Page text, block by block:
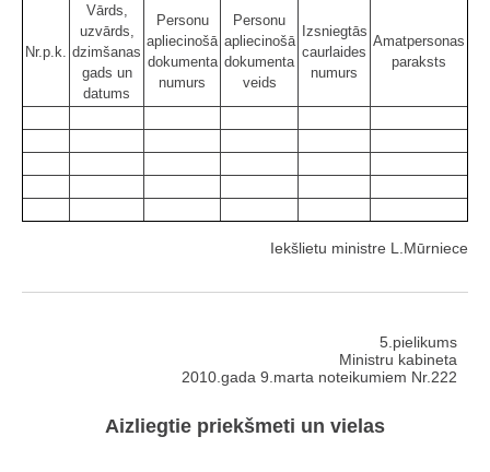
Nr.p.k.
Vārds,
uzvārds,
dzimšanas
gads un
datums
Personu
apliecinošā
dokumenta
numurs
Personu
apliecinošā
dokumenta
veids
Izsniegtās
caurlaides
numurs
Amatpersonas
paraksts
Iekšlietu ministre L.Mūrniece
5.pielikums
Ministru kabineta
2010.gada 9.marta noteikumiem Nr.222
Aizliegtie priekšmeti un vielas